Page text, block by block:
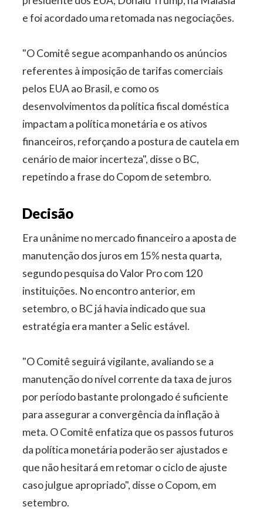
e foi acordado uma retomada nas negociações.
"O Comitê segue acompanhando os anúncios
referentes à imposição de tarifas comerciais
pelos EUA ao Brasil, e como os
desenvolvimentos da política fiscal doméstica
impactam a política monetária e os ativos
financeiros, reforçando a postura de cautela em
cenário de maior incerteza", disse o BC,
repetindo a frase do Copom de setembro.
Decisão
Era unânime no mercado financeiro a aposta de
manutenção dos juros em 15% nesta quarta,
segundo pesquisa do Valor Pro com 120
instituições. No encontro anterior, em
setembro, o BC já havia indicado que sua
estratégia era manter a Selic estável.
"O Comitê seguirá vigilante, avaliando se a
manutenção do nível corrente da taxa de juros
por período bastante prolongado é suficiente
para assegurar a convergência da inflação à
meta. O Comitê enfatiza que os passos futuros
da política monetária poderão ser ajustados e
que não hesitará em retomar o ciclo de ajuste
caso julgue apropriado", disse o Copom, em
setembro.